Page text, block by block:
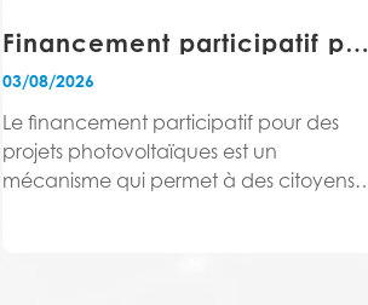
Financement participatif pour des projets photovoltaïques : comment ça fonctionne ?
03/08/2026
Le financement participatif pour des
projets photovoltaïques est un
mécanisme qui permet à des citoyens